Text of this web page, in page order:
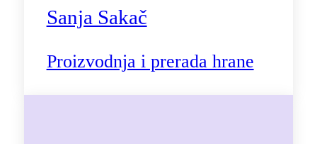
Sanja Sakač
Proizvodnja i prerada hrane